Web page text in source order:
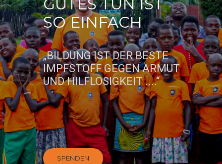
GUTES TUN IST
SO EINFACH
„BILDUNG IST DER BESTE
IMPFSTOFF GEGEN ARMUT
UND HILFLOSIGKEIT ....“
SPENDEN